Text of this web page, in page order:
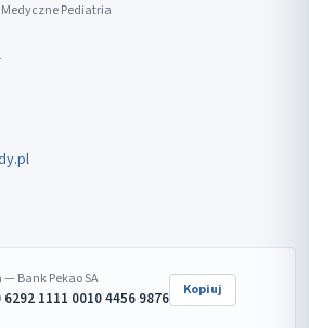
Pediatria
— Bank Pekao SA
6292 1111 0010 4456 9876 Kopiuj